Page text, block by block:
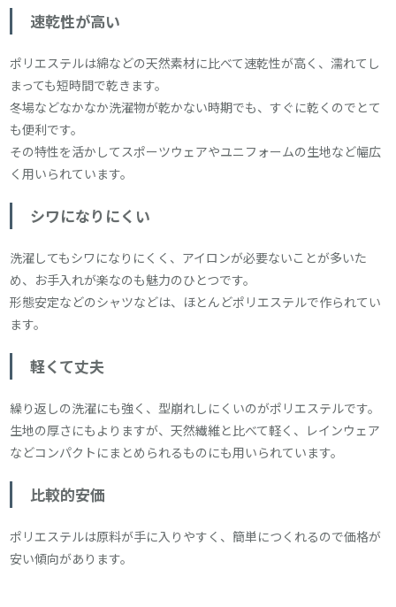
速乾性が高い
ポリエステルは綿などの天然素材に比べて速乾性が高く、濡れてし
まっても短時間で乾きます。
冬場などなかなか洗濯物が乾かない時期でも、すぐに乾くのでとて
も便利です。
その特性を活かしてスポーツウェアやユニフォームの生地など幅広
く用いられています。
シワになりにくい
洗濯してもシワになりにくく、アイロンが必要ないことが多いた
め、お手入れが楽なのも魅力のひとつです。
形態安定などのシャツなどは、ほとんどポリエステルで作られてい
ます。
軽くて丈夫
繰り返しの洗濯にも強く、型崩れしにくいのがポリエステルです。
生地の厚さにもよりますが、天然繊維と比べて軽く、レインウェア
などコンパクトにまとめられるものにも用いられています。
比較的安価
ポリエステルは原料が手に入りやすく、簡単につくれるので価格が
安い傾向があります。